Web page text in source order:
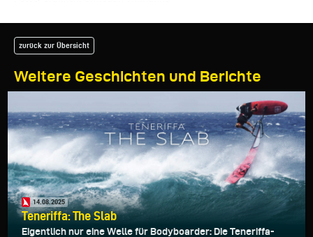
Weitere Geschichten und Berichte
zurück zur Übersicht
14.08.2025
Teneriffa: The Slab
Eigentlich nur eine Welle für Bodyboarder: Die Teneriffa-